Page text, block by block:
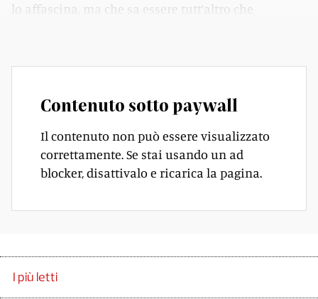
lo affascina, ma che sa essere tutt’altro che
Contenuto sotto paywall
Il contenuto non può essere visualizzato
correttamente. Se stai usando un ad
blocker, disattivalo e ricarica la pagina.
I più letti